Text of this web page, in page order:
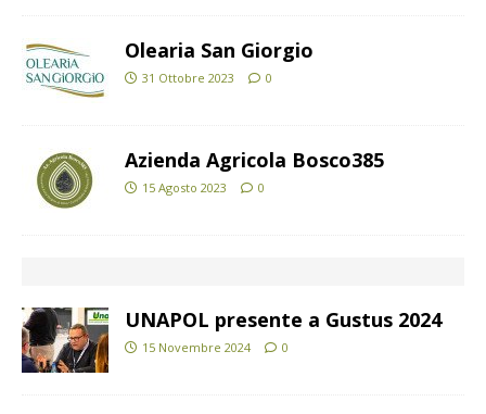
Olearia San Giorgio
31 Ottobre 2023 0
Azienda Agricola Bosco385
15 Agosto 2023 0
UNAPOL presente a Gustus 2024
15 Novembre 2024 0